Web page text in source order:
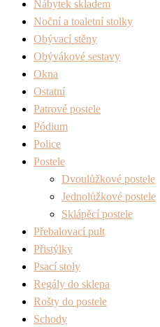
Nábytek skladem
Noční a toaletní stolky
Obývací stěny
Obývákové sestavy
Okna
Ostatní
Patrové postele
Pódium
Police
Postele
Dvoulůžkové postele
Jednolůžkové postele
Sklápěcí postele
Přebalovací pult
Přistýlky
Psací stoly
Regály do sklepa
Rošty do postele
Schody